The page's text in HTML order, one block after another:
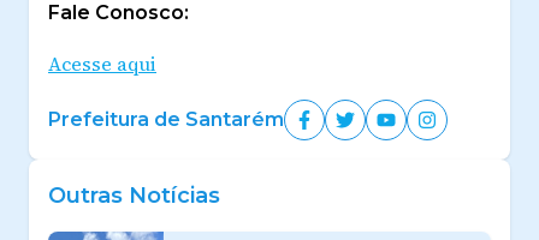
Fale Conosco:
Acesse aqui
Prefeitura de Santarém
Outras Notícias